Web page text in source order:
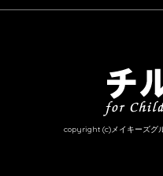
copyright (c)メイキーズグ